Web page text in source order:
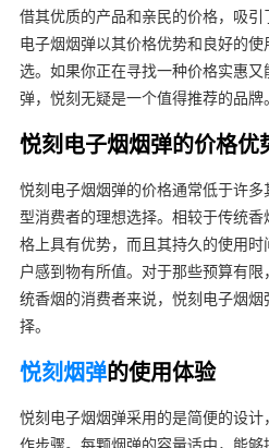
借其优质的产品和亲民的价格，吸
电子烟烟弹以其价格优势和良好的
选。如果你正在寻找一种价格实惠
弹，悦刻无疑是一个值得推荐的品牌。
悦刻电子烟烟弹的价格优
悦刻电子烟烟弹的价格通常低于许
型消费者的理想选择。相较于传统
格上具有优势，而且其持久的使用
户感到物有所值。对于那些预算有
统香烟的消费者来说，悦刻电子烟
择。
悦刻烟弹的使用体验
悦刻电子烟烟弹采用的是简便的设